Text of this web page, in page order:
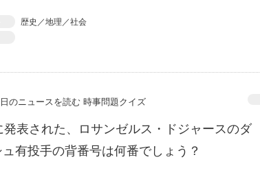
歴史／地理／社会
のニュースを読む 時事問題クイズ
表された、ロサンゼルス・ドジャースのダ
有投手の背番号は何番でしょう？